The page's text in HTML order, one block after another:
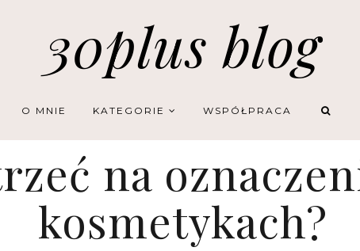
30plus blog
O MNIE KATEGORIE WSPÓŁPRACA
na
kosmetykach?